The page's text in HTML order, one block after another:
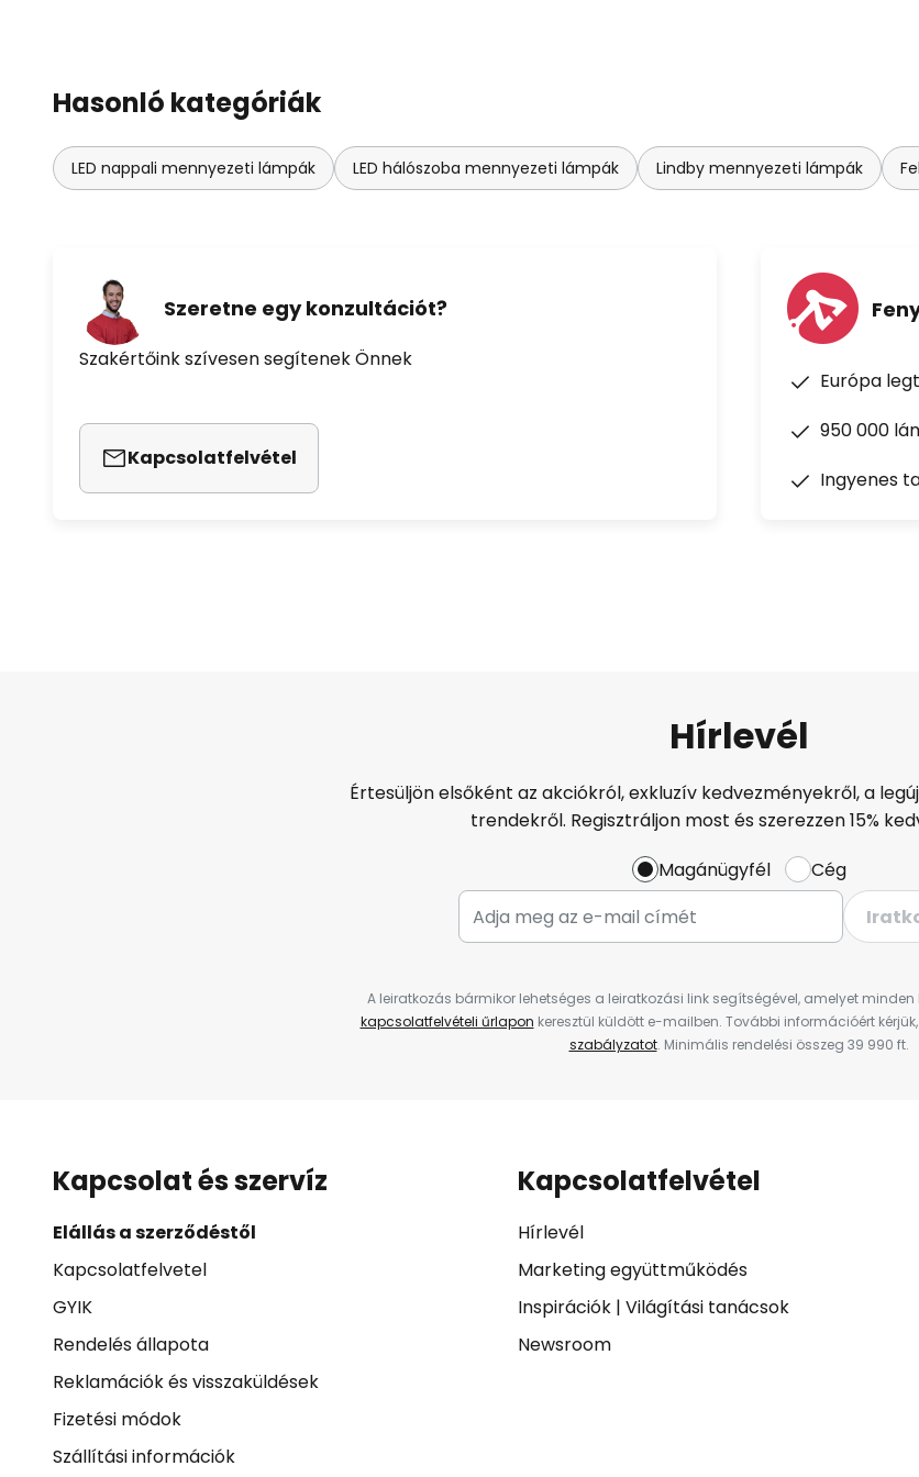
Hasonló kategóriák
LED nappali mennyezeti lámpák LED hálószoba mennyezeti lámpák Lindby mennyezeti lámpák
Szeretne egy konzultációt?
Szakértőink szívesen segítenek Önnek
Kapcsolatfelvétel
Európa
950 000
Ingyenes
Hírlevél
Értesüljön elsőként az akciókról, exkluzív kedvezményekről, a
trendekről. Regisztráljon most és szerezzen 15%
Magánügyfél
Cég
A leiratkozás bármikor lehetséges a leiratkozási link segítségével, amelyet
kapcsolatfelvételi űrlapon keresztül küldött e-mailben. További információért
szabályzatot. Minimális rendelési összeg 39 990 ft.
Kapcsolat és szervíz
Elállás a szerződéstől
Kapcsolatfelvetel
GYIK
Rendelés állapota
Reklamációk és visszaküldések
Fizetési módok
Szállítási információk
Kapcsolatfelvétel
Hírlevél
Marketing együttműködés
Inspirációk| Világítási tanácsok
Newsroom